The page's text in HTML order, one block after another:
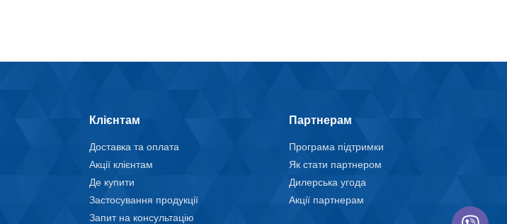
Клієнтам
Доставка та оплата
Акції клієнтам
Де купити
Застосування продукції
Запит на консультацію
Партнерам
Програма підтримки
Як стати партнером
Дилерська угода
Акції партнерам